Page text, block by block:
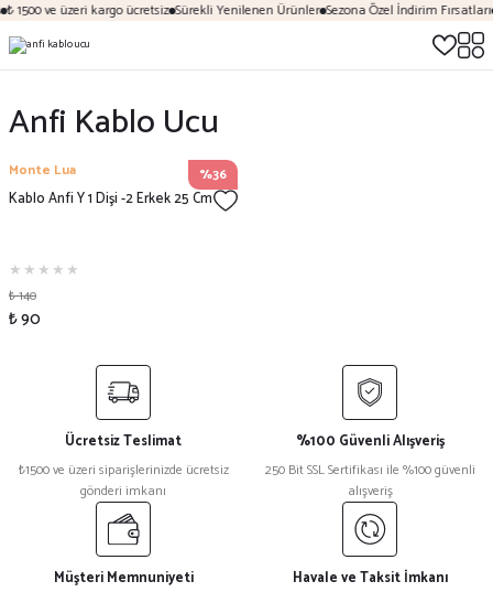
₺ 1500 ve üzeri kargo ücretsiz Sürekli Yenilenen Ürünler Sezona Özel İndirim Fırsatları
Anfi Kablo Ucu
%36
Monte Lua
Kablo Anfi Y 1 Dişi -2 Erkek 25 Cm
₺ 140
₺ 90
Ücretsiz Teslimat
₺1500 ve üzeri siparişlerinizde ücretsiz
gönderi imkanı
%100 Güvenli Alışveriş
250 Bit SSL Sertifikası ile %100 güvenli
alışveriş
Müşteri Memnuniyeti Havale ve Taksit İmkanı